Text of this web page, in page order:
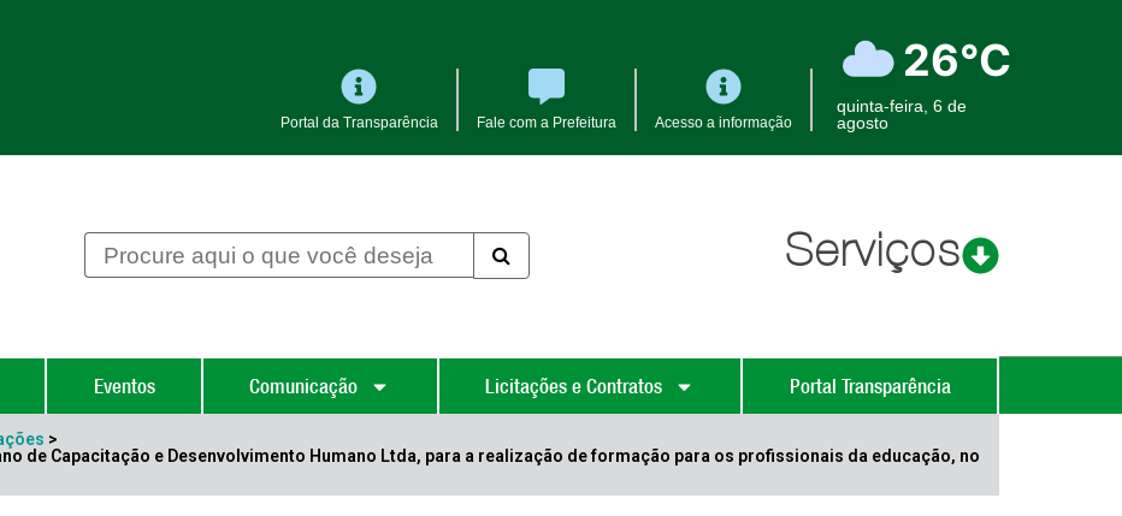
Portal da Transparência Fale com a Prefeitura Acesso a informação
26°C
quinta-feira, 6 de
agosto
Serviços
Eventos Comunicação Licitações e Contratos Portal Transparência
>
de Capacitação e Desenvolvimento Humano Ltda, para a realização de formação para os profissionais da educação, no